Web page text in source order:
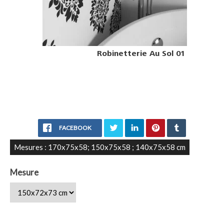
Robinetterie Au Sol 01
FACEBOOK
Mesures : 170x75x58; 150x75x58 ; 140x75x58 cm
Mesure